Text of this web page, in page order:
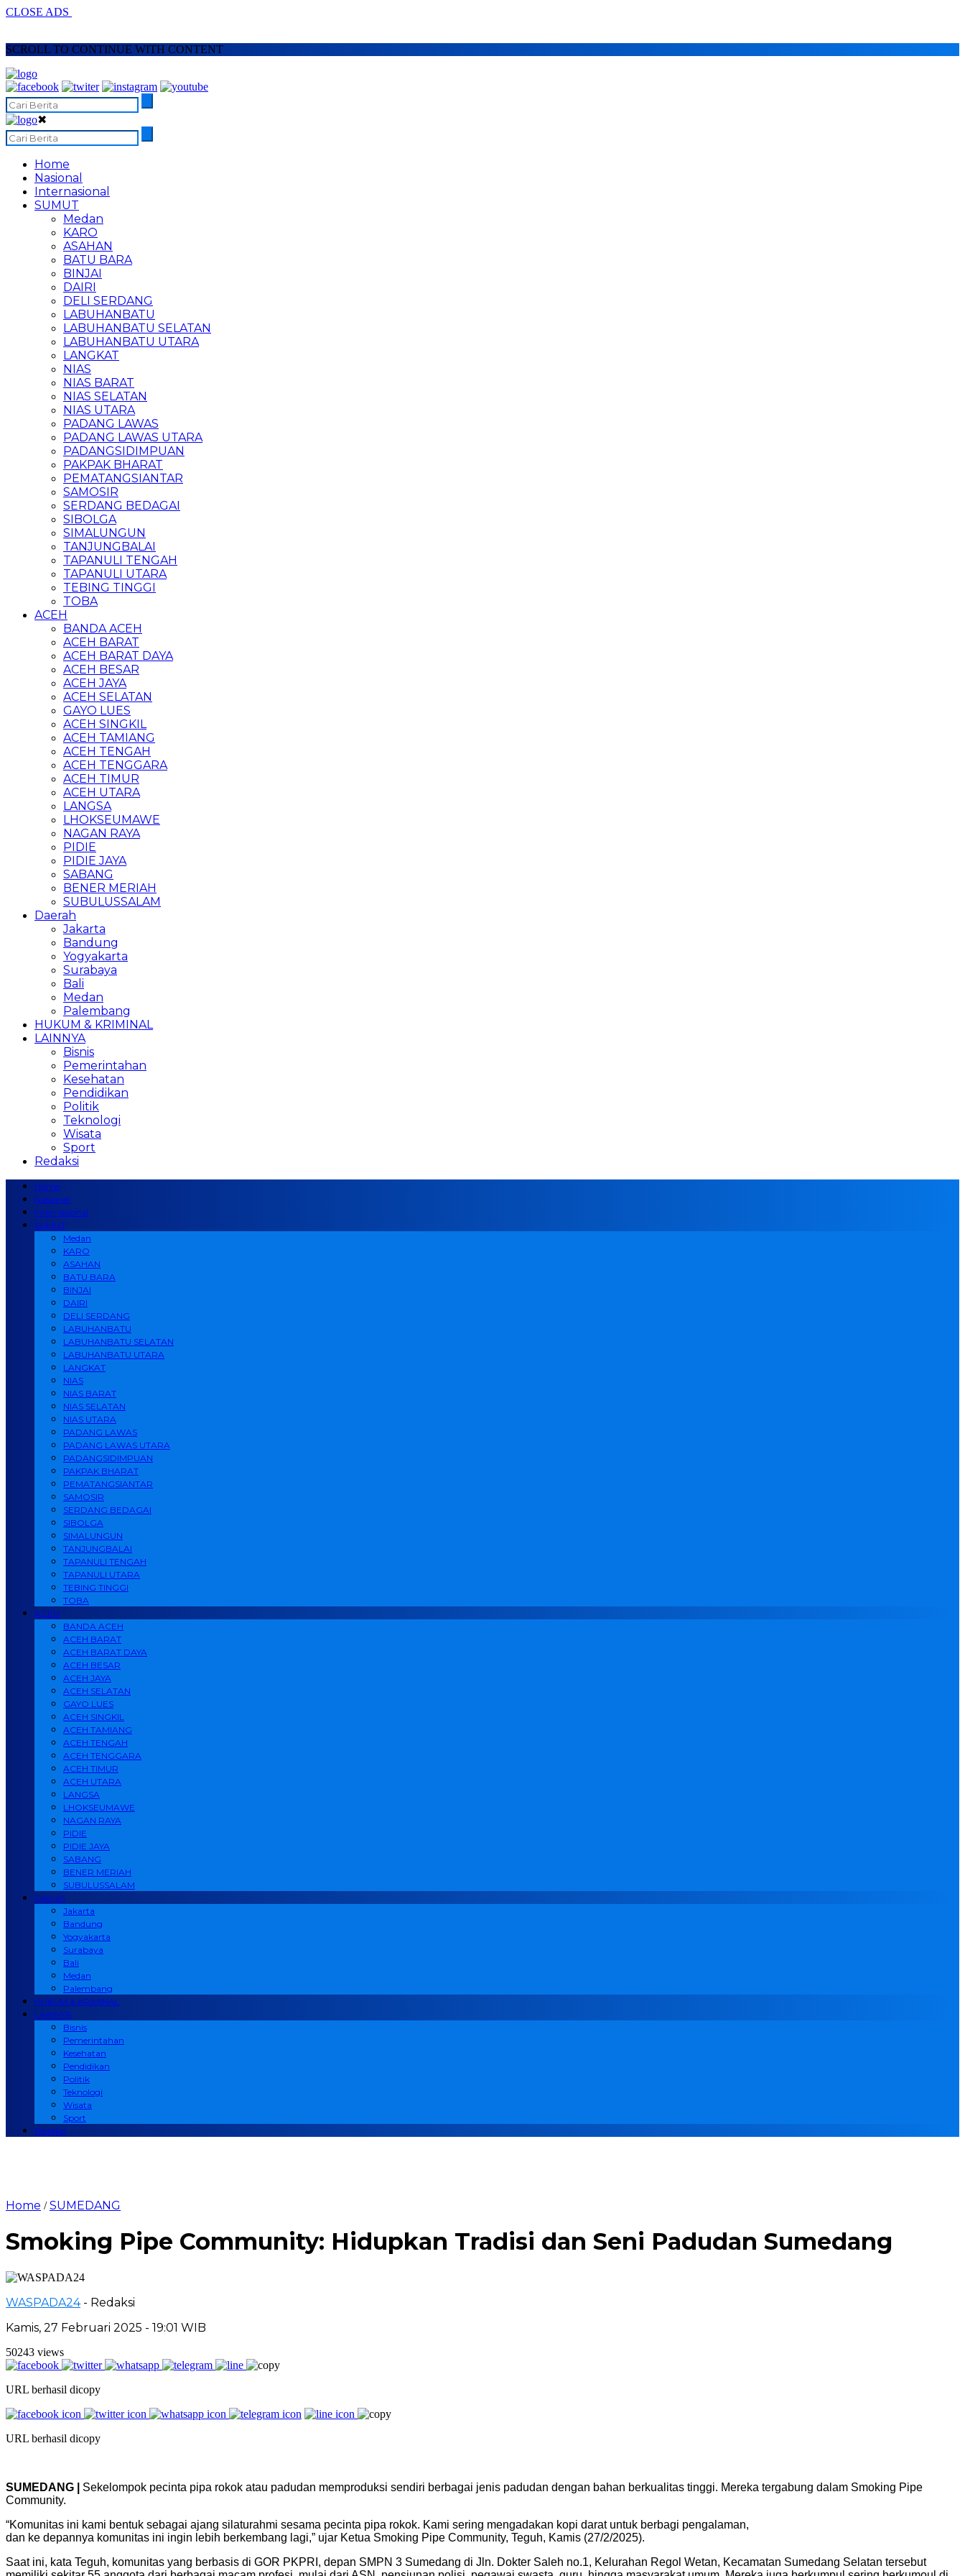
CLOSE ADS
SCROLL TO CONTINUE WITH CONTENT
✖
Home
Nasional
Internasional
SUMUT
Medan
KARO
ASAHAN
BATU BARA
BINJAI
DAIRI
DELI SERDANG
LABUHANBATU
LABUHANBATU SELATAN
LABUHANBATU UTARA
LANGKAT
NIAS
NIAS BARAT
NIAS SELATAN
NIAS UTARA
PADANG LAWAS
PADANG LAWAS UTARA
PADANGSIDIMPUAN
PAKPAK BHARAT
PEMATANGSIANTAR
SAMOSIR
SERDANG BEDAGAI
SIBOLGA
SIMALUNGUN
TANJUNGBALAI
TAPANULI TENGAH
TAPANULI UTARA
TEBING TINGGI
TOBA
ACEH
BANDA ACEH
ACEH BARAT
ACEH BARAT DAYA
ACEH BESAR
ACEH JAYA
ACEH SELATAN
GAYO LUES
ACEH SINGKIL
ACEH TAMIANG
ACEH TENGAH
ACEH TENGGARA
ACEH TIMUR
ACEH UTARA
LANGSA
LHOKSEUMAWE
NAGAN RAYA
PIDIE
PIDIE JAYA
SABANG
BENER MERIAH
SUBULUSSALAM
Daerah
Jakarta
Bandung
Yogyakarta
Surabaya
Bali
Medan
Palembang
HUKUM & KRIMINAL
LAINNYA
Bisnis
Pemerintahan
Kesehatan
Pendidikan
Politik
Teknologi
Wisata
Sport
Redaksi
Home
Nasional
Internasional
SUMUT
Medan
KARO
ASAHAN
BATU BARA
BINJAI
DAIRI
DELI SERDANG
LABUHANBATU
LABUHANBATU SELATAN
LABUHANBATU UTARA
LANGKAT
NIAS
NIAS BARAT
NIAS SELATAN
NIAS UTARA
PADANG LAWAS
PADANG LAWAS UTARA
PADANGSIDIMPUAN
PAKPAK BHARAT
PEMATANGSIANTAR
SAMOSIR
SERDANG BEDAGAI
SIBOLGA
SIMALUNGUN
TANJUNGBALAI
TAPANULI TENGAH
TAPANULI UTARA
TEBING TINGGI
TOBA
ACEH
BANDA ACEH
ACEH BARAT
ACEH BARAT DAYA
ACEH BESAR
ACEH JAYA
ACEH SELATAN
GAYO LUES
ACEH SINGKIL
ACEH TAMIANG
ACEH TENGAH
ACEH TENGGARA
ACEH TIMUR
ACEH UTARA
LANGSA
LHOKSEUMAWE
NAGAN RAYA
PIDIE
PIDIE JAYA
SABANG
BENER MERIAH
SUBULUSSALAM
Daerah
Jakarta
Bandung
Yogyakarta
Surabaya
Bali
Medan
Palembang
HUKUM & KRIMINAL
LAINNYA
Bisnis
Pemerintahan
Kesehatan
Pendidikan
Politik
Teknologi
Wisata
Sport
Redaksi
Home /SUMEDANG
Smoking Pipe Community: Hidupkan Tradisi dan Seni Padudan Sumedang
WASPADA24 - Redaksi
Kamis, 27 Februari 2025 - 19:01 WIB
50243 views
URL berhasil dicopy
URL berhasil dicopy
SUMEDANG | Sekelompok pecinta pipa rokok atau padudan memproduksi sendiri berbagai jenis padudan dengan bahan berkualitas tinggi. Mereka tergabung dalam Smoking Pipe
Community.
“Komunitas ini kami bentuk sebagai ajang silaturahmi sesama pecinta pipa rokok. Kami sering mengadakan kopi darat untuk berbagi pengalaman,
dan ke depannya komunitas ini ingin lebih berkembang lagi,” ujar Ketua Smoking Pipe Community, Teguh, Kamis (27/2/2025).
Saat ini, kata Teguh, komunitas yang berbasis di GOR PKPRI, depan SMPN 3 Sumedang di Jln. Dokter Saleh no.1, Kelurahan Regol Wetan, Kecamatan Sumedang Selatan tersebut